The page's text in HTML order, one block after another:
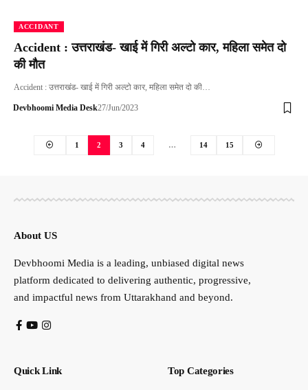
ACCIDANT
Accident : उत्तराखंड- खाई में गिरी अल्टो कार, महिला समेत दो
की मौत
Accident : उत्तराखंड- खाई में गिरी अल्टो कार, महिला समेत दो की…
Devbhoomi Media Desk27/Jun/2023
1 2 3 4 … 14 15
About US
Devbhoomi Media is a leading, unbiased digital news
platform dedicated to delivering authentic, progressive,
and impactful news from Uttarakhand and beyond.
Quick Link Top Categories